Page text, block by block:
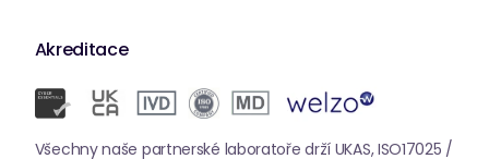
Akreditace
Všechny naše partnerské laboratoře drží UKAS, ISO17025 /